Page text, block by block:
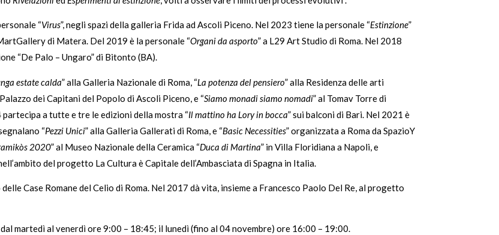
“Virus”, negli spazi della galleria Frida ad Ascoli Piceno. Nel 2023 tiene la personale “Estinzione”
di Matera. Del 2019 è la personale “Organi da asporto” a L29 Art Studio di Roma. Nel 2018
“De Palo – Ungaro” di Bitonto (BA).
estate calda” alla Galleria Nazionale di Roma, “La potenza del pensiero” alla Residenza delle arti
dei Capitani del Popolo di Ascoli Piceno, e “Siamo monadi siamo nomadi” al Tomav Torre di
a tutte e tre le edizioni della mostra “Il mattino ha Lory in bocca” sui balconi di Bari. Nel 2021 è
“Pezzi Unici” alla Galleria Gallerati di Roma, e “Basic Necessities” organizzata a Roma da SpazioY
2020” al Museo Nazionale della Ceramica “Duca di Martina” in Villa Floridiana a Napoli, e
del progetto La Cultura è Capitale dell’Ambasciata di Spagna in Italia.
Case Romane del Celio di Roma. Nel 2017 dà vita, insieme a Francesco Paolo Del Re, al progetto
martedì al venerdì ore 9:00 – 18:45; il lunedì (fino al 04 novembre) ore 16:00 – 19:00.